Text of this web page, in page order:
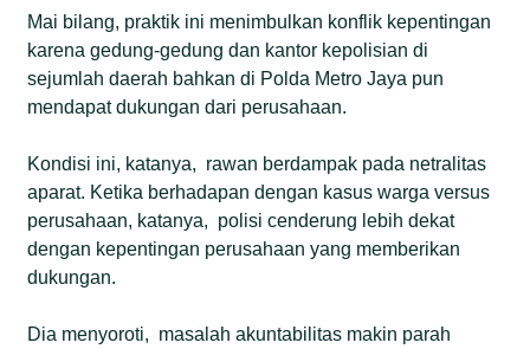
Mai bilang, praktik ini menimbulkan konflik kepentingan
karena gedung-gedung dan kantor kepolisian di
sejumlah daerah bahkan di Polda Metro Jaya pun
mendapat dukungan dari perusahaan.
Kondisi ini, katanya, rawan berdampak pada netralitas
aparat. Ketika berhadapan dengan kasus warga versus
perusahaan, katanya, polisi cenderung lebih dekat
dengan kepentingan perusahaan yang memberikan
dukungan.
Dia menyoroti, masalah akuntabilitas makin parah